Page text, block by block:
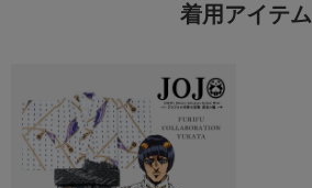
着用アイテム